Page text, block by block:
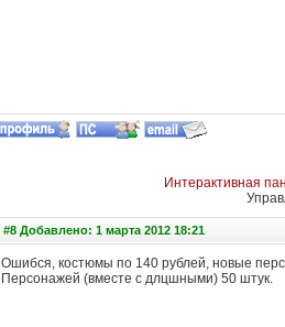
Интерактивная
#8 Добавлено: 1 марта 2012 18:21
Ошибся, костюмы по 140 рублей, новые
Персонажей (вместе с длцшными) 50 штук.